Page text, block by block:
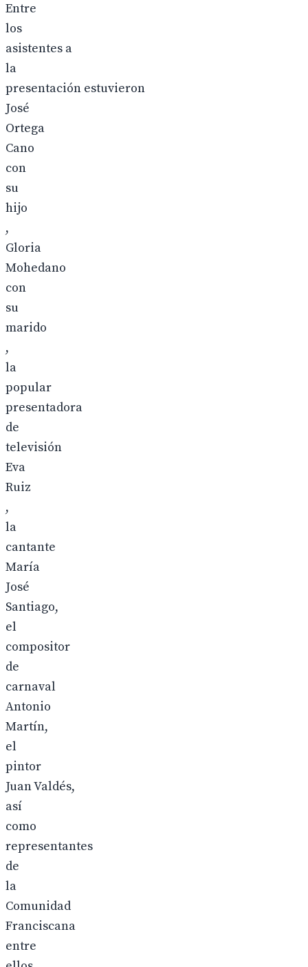
Entre
los
asistentes a
la
presentación estuvieron
José
Ortega
Cano
con
su
hijo
,
Gloria
Mohedano
con
su
marido
,
la
popular
presentadora
de
televisión
Eva
Ruiz
,
la
cantante
María
José
Santiago,
el
compositor
de
carnaval
Antonio
Martín,
el
pintor
Juan Valdés,
así
como
representantes
de
la
Comunidad
Franciscana
entre